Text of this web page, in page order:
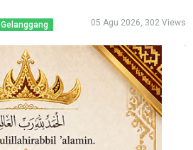
Gelanggang 05 Agu 2026, 302 Views